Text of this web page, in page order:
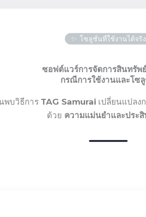
โซลูชั่นที่ใช้งานได้จริง
ซอฟต์แวร์การจัดการสินทรัพ
กรณีการใช้งานและโซ
พบวิธีการ TAG Samurai เปลี่ยนแปลง
ด้วย ความแม่นยำและประ